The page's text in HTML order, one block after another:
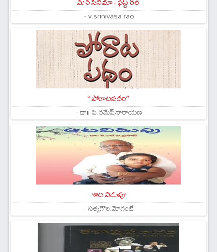
- v.srinivasa rao
“పోరాటపథం”
- డా॥ పి.రమేష్‌నారాయణ
'ఆట విడుపు'
- సత్యగౌరి.మోగంటి